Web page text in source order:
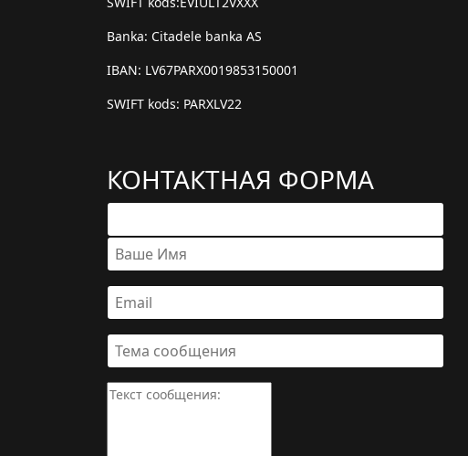
Banka: Citadele banka AS
IBAN: LV67PARX0019853150001
SWIFT kods: PARXLV22
КОНТАКТНАЯ ФОРМА